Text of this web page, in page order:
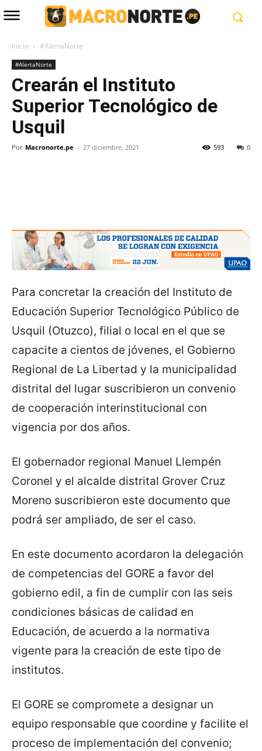
Inicio #AlertaNorte
#AlertaNorte
Crearán el Instituto
Superior Tecnológico de
Usquil
Por Macronorte.pe - 27 diciembre, 2021 0
593
Para concretar la creación del Instituto de
Educación Superior Tecnológico Público de
Usquil (Otuzco), filial o local en el que se
capacite a cientos de jóvenes, el Gobierno
Regional de La Libertad y la municipalidad
distrital del lugar suscribieron un convenio
de cooperación interinstitucional con
vigencia por dos años.
El gobernador regional Manuel Llempén
Coronel y el alcalde distrital Grover Cruz
Moreno suscribieron este documento que
podrá ser ampliado, de ser el caso.
En este documento acordaron la delegación
de competencias del GORE a favor del
gobierno edil, a fin de cumplir con las seis
condiciones básicas de calidad en
Educación, de acuerdo a la normativa
vigente para la creación de este tipo de
institutos.
El GORE se compromete a designar un
equipo responsable que coordine y facilite el
proceso de implementación del convenio;